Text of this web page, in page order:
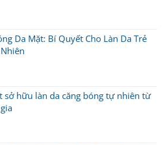
Da Mặt: Bí Quyết Cho Làn Da Trẻ
sở hữu làn da căng bóng tự nhiên từ